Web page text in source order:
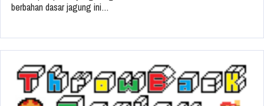
berbahan dasar jagung ini…